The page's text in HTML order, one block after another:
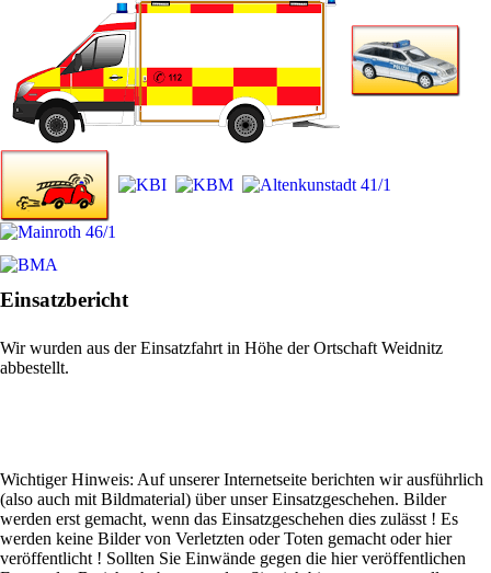
Einsatzbericht
Wir wurden aus der Einsatzfahrt in Höhe der Ortschaft Weidnitz
abbestellt.
Wichtiger Hinweis: Auf unserer Internetseite berichten wir ausführlich
(also auch mit Bildmaterial) über unser Einsatzgeschehen. Bilder
werden erst gemacht, wenn das Einsatzgeschehen dies zulässt ! Es
werden keine Bilder von Verletzten oder Toten gemacht oder hier
veröffentlicht ! Sollten Sie Einwände gegen die hier veröffentlichen